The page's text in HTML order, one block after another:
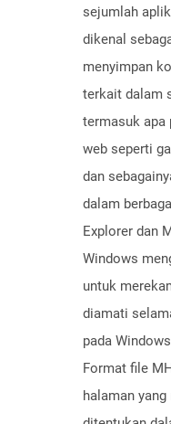
sejumlah
dikenal
menyimpan
terkait dalam
termasuk apa
web seperti
dan
dalam
Explorer dan
Windows
untuk
diamati
pada
Format file
halaman